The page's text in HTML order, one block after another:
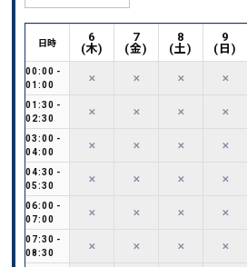
日時
00:00 -
01:00
01:30 -
02:30
03:00 -
04:00
04:30 -
05:30
06:00 -
07:00
07:30 -
08:30
6
(木)
✕
✕
✕
✕
✕
✕
7
(金)
✕
✕
✕
✕
✕
✕
8
(土)
✕
✕
✕
✕
✕
✕
9
( 日 )
✕
✕
✕
✕
✕
✕